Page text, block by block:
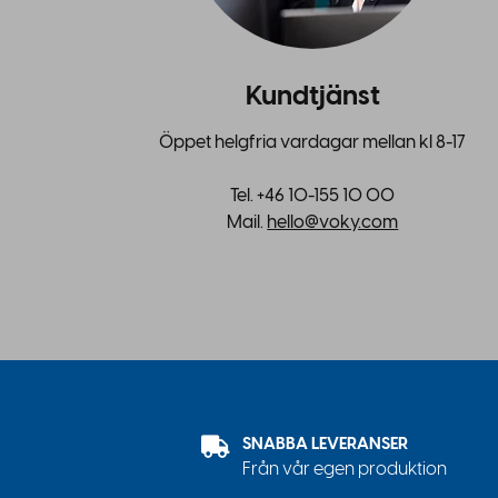
Kundtjänst
Öppet helgfria vardagar mellan kl 8-17
Tel. +46 10-155 10 00
Mail. hello@voky.com
SNABBA LEVERANSER
Från vår egen produktion